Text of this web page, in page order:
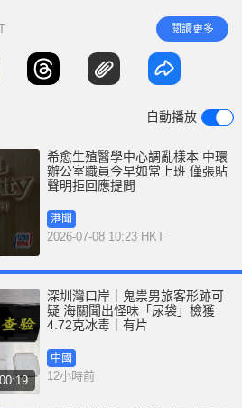
備如常上班。記者隨即上前就
均行色匆匆，拒絕回應任何問
中心的公關職員隨後抵達現
天不會有發言人回應事件。其
閱讀更多
自動播放
希愈生殖醫學中心調亂樣本 中環
辦公室職員今早如常上班 僅張貼
聲明拒回應提問
港聞
2026-07-08 10:23 HKT
00:19
深圳灣口岸｜鬼祟男旅客形跡可
疑 海關聞出怪味「尿袋」檢獲
4.72克冰毒｜有片
中國
12小時前